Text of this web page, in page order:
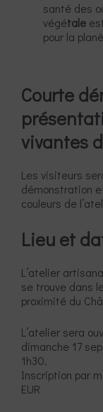
santé des
végétale
pour la
Courte
vivantes
Les visiteurs
démonstration
couleurs de
Lieu et
L’atelier
se trouve dans
proximité du
L’atelier sera
dimanche 17
1h30.
Inscription par
EUR